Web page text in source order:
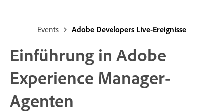
Events Adobe Developers Live-Ereignisse
Einführung in Adobe
Experience Manager-
Agenten